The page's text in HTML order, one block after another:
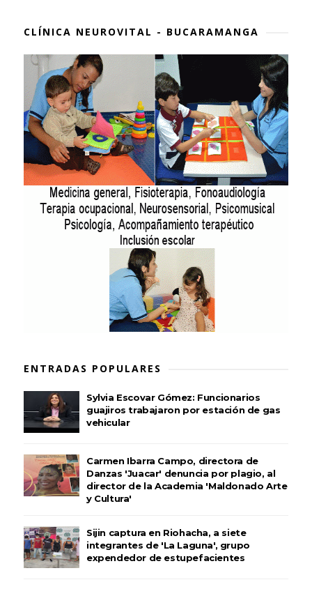
CLÍNICA NEUROVITAL - BUCARAMANGA
ENTRADAS POPULARES
Sylvia Escovar Gómez: Funcionarios
guajiros trabajaron por estación de gas
vehicular
Carmen Ibarra Campo, directora de
Danzas 'Juacar' denuncia por plagio, al
director de la Academia 'Maldonado Arte
y Cultura'
Sijin captura en Riohacha, a siete
integrantes de 'La Laguna', grupo
expendedor de estupefacientes